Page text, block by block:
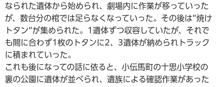
なられた遺体から始められ、劇場内に作業が移っていった
が、数台分の棺では足らなくなっていった。その後は”焼け
トタン”が集められた。1遺体ずつ収容していたが、それで
も間に合わず1枚のトタンに2、3遺体が納められトラック
に積まれていった。
これも後になっての話に依ると、小伝馬町の十思小学校の
裏の公園に遺体が並べられ、遺族による確認作業があった